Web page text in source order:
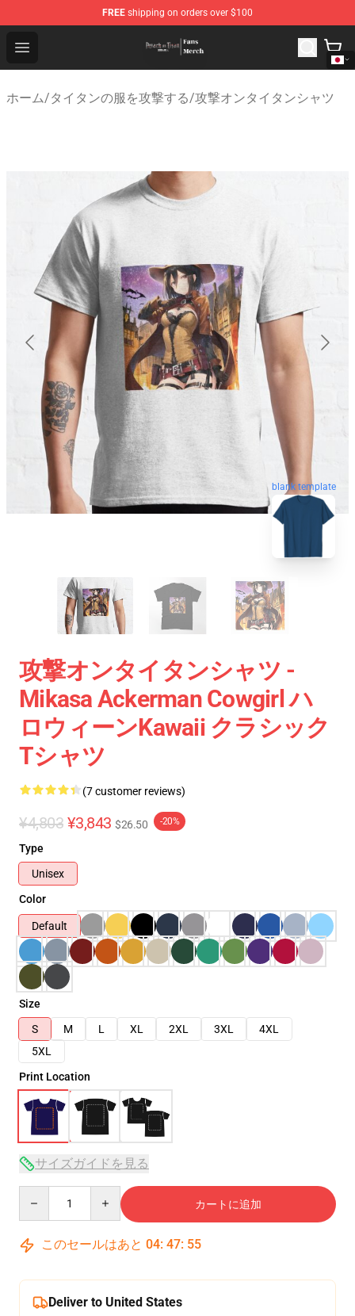
FREE shipping on orders over $100
Open menu
Attack On Titan Store - Official Attack On Titan
ホーム/タイタンの服を攻撃する/攻撃オンタイタンシャツ
blank template
攻撃オンタイタンシャツ -
Mikasa Ackerman Cowgirl ハ
ロウィーンkawaii クラシック
Tシャツ
(7 customer reviews)
¥4,803 ¥3,843 $26.50 -20%
Type
Unisex
Color
Default
Size
S
M L XL 2XL 3XL
4XL
5XL
Print Location
サイズガイドを見る
カートに追加
このセールはあと 04: 47: 54
Deliver to United States